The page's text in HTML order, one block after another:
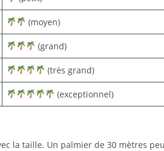
(moyen)
(grand)
(très grand)
(exceptionnel)
la taille. Un palmier de 30 mètres